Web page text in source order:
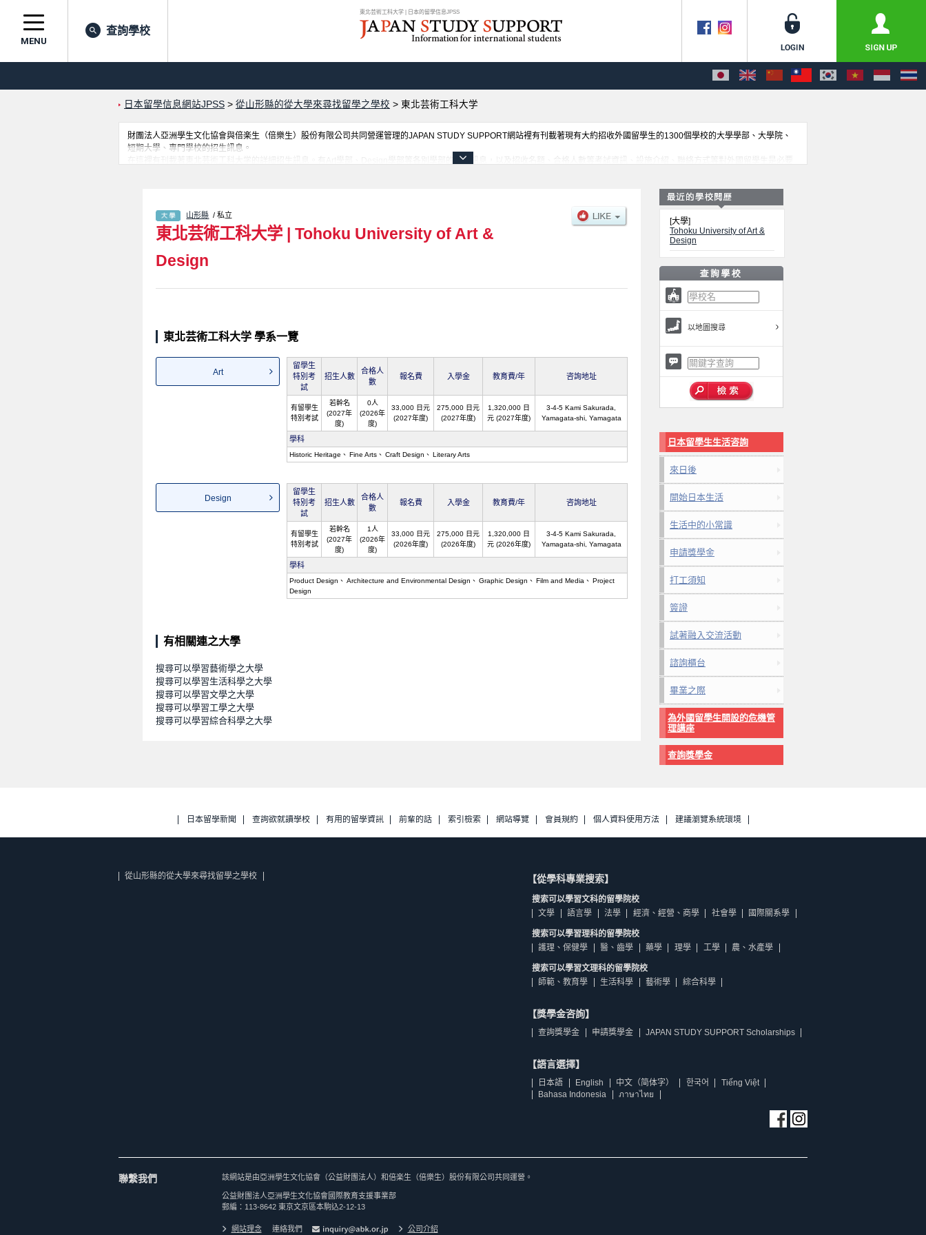
東北芸術工科大学 | 日本的留學信息JPSS
MENU
查詢學校
日本留學信息網站JPSS > 從山形縣的從大學來尋找留學之學校 > 東北芸術工科大学
財團法人亞洲學生文化協會與倍楽生（倍樂生）股份有限公司共同營運管理的JAPAN STUDY SUPPORT網站裡有刊載著現有大約招收外國留學生的1300個學校的大學學部、大學院、
短期大學、專門學校的招生訊息。
在這裡有刊載著東北芸術工科大学的詳細招生訊息。有Art學部、Design學部等各別學部的不同訊息，以及招收名額、合格人數等考試資訊、設施介紹、聯絡方式等對外國留學生是必要
山形縣 / 私立
東北芸術工科大学 | Tohoku University of Art &
Design
東北芸術工科大学 學系一覽
Art
留學生
特別考
試
招生人數
合格人
數
報名費 入學金 教育費/年 咨詢地址
有留學生
特別考試
若幹名
(2027年
度)
0人
(2026年
度)
33,000 日元
(2027年度)
275,000 日元
(2027年度)
1,320,000 日
元 (2027年度)
3-4-5 Kami Sakurada,
Yamagata-shi, Yamagata
學科
Historic Heritage Fine Arts Craft Design Literary Arts
Design
留學生
特別考
試
招生人數
合格人
數
報名費 入學金 教育費/年 咨詢地址
有留學生
特別考試
若幹名
(2027年
度)
1人
(2026年
度)
33,000 日元
(2026年度)
275,000 日元
(2026年度)
1,320,000 日
元 (2026年度)
3-4-5 Kami Sakurada,
Yamagata-shi, Yamagata
學科
Product Design Architecture and Environmental Design Graphic Design Film and Media
Project
Design
有相關連之大學
搜尋可以學習藝術學之大學
搜尋可以學習生活科學之大學
搜尋可以學習文學之大學
搜尋可以學習工學之大學
搜尋可以學習綜合科學之大學
[大學]
Tohoku University of Art &
Design
以地圖搜尋
日本留學生生活咨詢
來日後
開始日本生活
生活中的小常識
申請獎學金
打工須知
簽證
試著融入交流活動
諮詢櫃台
畢業之際
為外國留學生開設的危機管
理講座
查詢獎學金
日本留學新聞 查詢欲就讀學校 有用的留學資訊 前輩的話 索引檢索 網站導覽 會員規約 個人資料使用方法 建議瀏覽系統環境
從山形縣的從大學來尋找留學之學校 【從學科專業搜索】
搜索可以學習文科的留學院校
文學
語言學 法學 經濟、經營、商學 社會學 國際關系學
搜索可以學習理科的留學院校
護理、保健學
醫、齒學 藥學 理學 工學 農、水產學
搜索可以學習文理科的留學院校
師範、教育學
生活科學 藝術學 綜合科學
【獎學金咨詢】
查詢獎學金 申請獎學金 JAPAN STUDY SUPPORT Scholarships
【語言選擇】
日本語 English 中文（简体字） 한국어
Tiếng Việt
Bahasa Indonesia
ภาษาไทย
聯繫我們 該網站是由亞洲學生文化協會（公益財團法人）和倍楽生（倍樂生）股份有限公司共同運營。
公益財團法人亞洲學生文化協會國際教育支援事業部
郵編：113-8642 東京文京區本駒込2-12-13
網站理念 連絡我們 公司介紹